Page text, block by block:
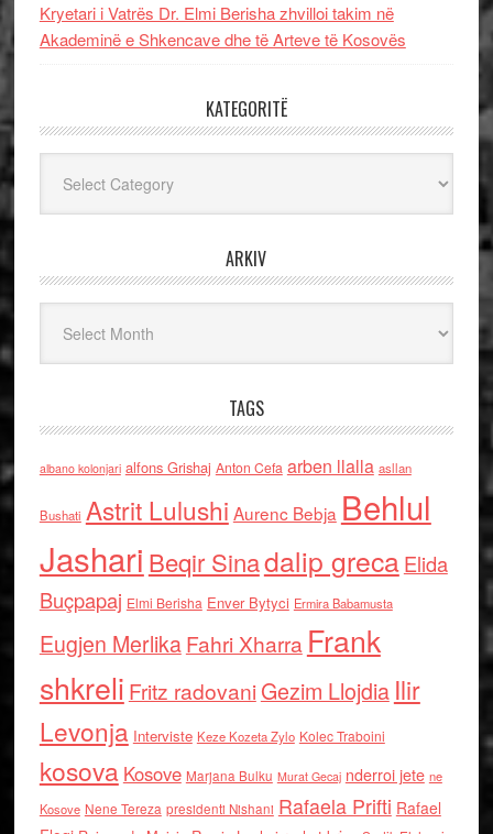
Kryetari i Vatrës Dr. Elmi Berisha zhvilloi takim në
Akademinë e Shkencave dhe të Arteve të Kosovës
KATEGORITË
ARKIV
TAGS
albano kolonjari alfons Grishaj Anton Cefa arben llalla asllan
Bushati Astrit Lulushi Aurenc Bebja Behlul
Jashari Beqir Sinadalip grecaElida
Buçpapaj Elmi Berisha Enver Bytyci Ermira Babamusta
Eugjen MerlikaFahri Xharra Frank
shkreli Fritz radovaniGezim Llojdia Ilir
Levonja Interviste Keze Kozeta Zylo Kolec Traboini
kosova Kosove Marjana Bulku Murat Gecaj nderroi jete ne
Kosove Nene Tereza presidenti Nishani Rafaela Prifti Rafael